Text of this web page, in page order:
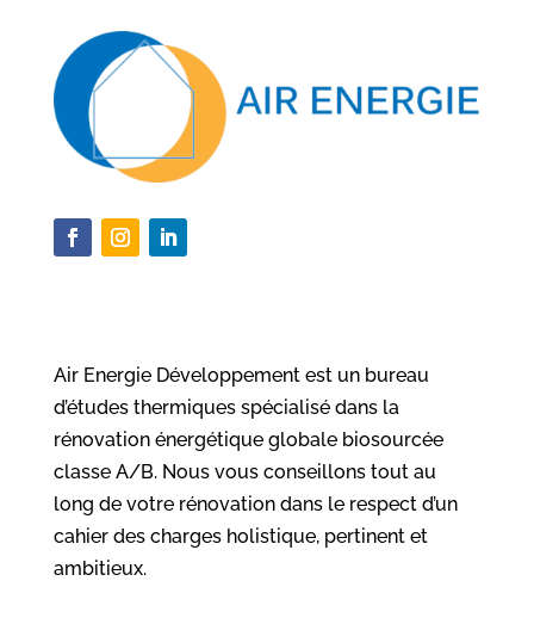
Air Energie Développement est un bureau
d’études thermiques spécialisé dans la
rénovation énergétique globale biosourcée
classe A/B. Nous vous conseillons tout au
long de votre rénovation dans le respect d’un
cahier des charges holistique, pertinent et
ambitieux.